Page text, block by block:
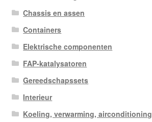
Chassis en assen
Containers
Elektrische componenten
FAP-katalysatoren
Gereedschapssets
Interieur
Koeling, verwarming, airconditioning